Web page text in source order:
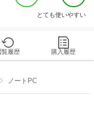
とても使いやすい
覧履歴 購入履歴
ノートPC